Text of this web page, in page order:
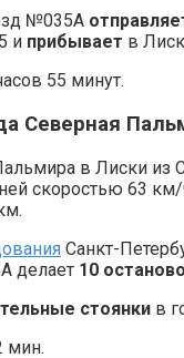
№035А
и прибывает в
55 минут.
Северная
в Лиски из
скоростью 63 км/
Санкт-
делает 10
стоянки в
мин.